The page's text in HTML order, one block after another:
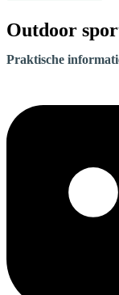
Outdoor
Praktische